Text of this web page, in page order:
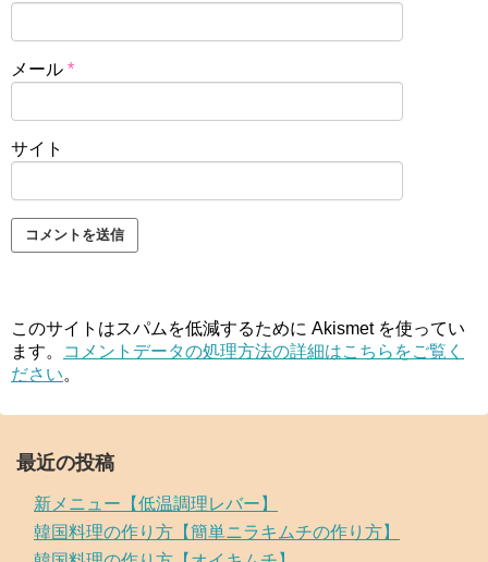
メール *
サイト
このサイトはスパムを低減するために Akismet を使ってい
ます。
コメントデータの処理方法の詳細はこちらをご覧く
ださい。
最近の投稿
新メニュー【低温調理レバー】
韓国料理の作り方【簡単ニラキムチの作り方】